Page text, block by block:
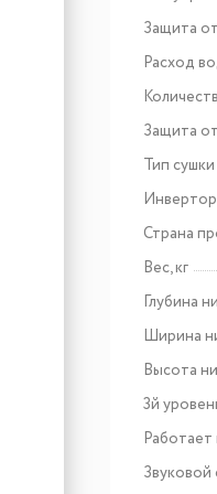
Защита
Расход
Защита
Тип сушки
Страна
Вес, кг
Глубина
Ширина
Высота
3й
Звуковой